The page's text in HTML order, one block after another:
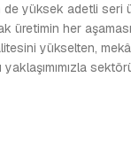
yüksek adetli seri
üretimin her
yükselten,
yaklaşımımızla